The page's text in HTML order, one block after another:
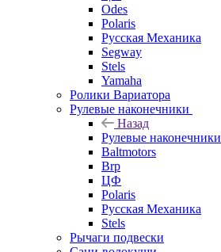
Odes
Polaris
Русская Механика
Segway
Stels
Yamaha
Ролики Вариатора
Рулевые наконечники
Назад
Рулевые наконечники
Baltmotors
Brp
ЦФ
Polaris
Русская Механика
Stels
Рычаги подвески